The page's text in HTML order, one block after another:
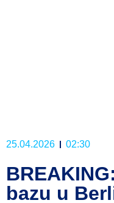
25.04.2026 02:30
bazu u